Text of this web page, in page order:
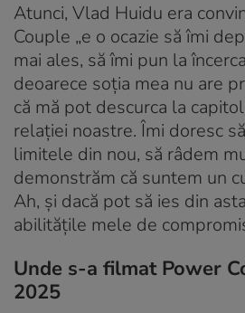
Atunci, Vlad Huidu era
Couple „e o ocazie să îmi
mai ales, să îmi pun la
deoarece soția mea nu are
că mă pot descurca la
relației noastre. Îmi doresc
limitele din nou, să râdem
demonstrăm că suntem un
Ah, și dacă pot să ies din
abilitățile mele de
Unde s-a filmat Power
2025